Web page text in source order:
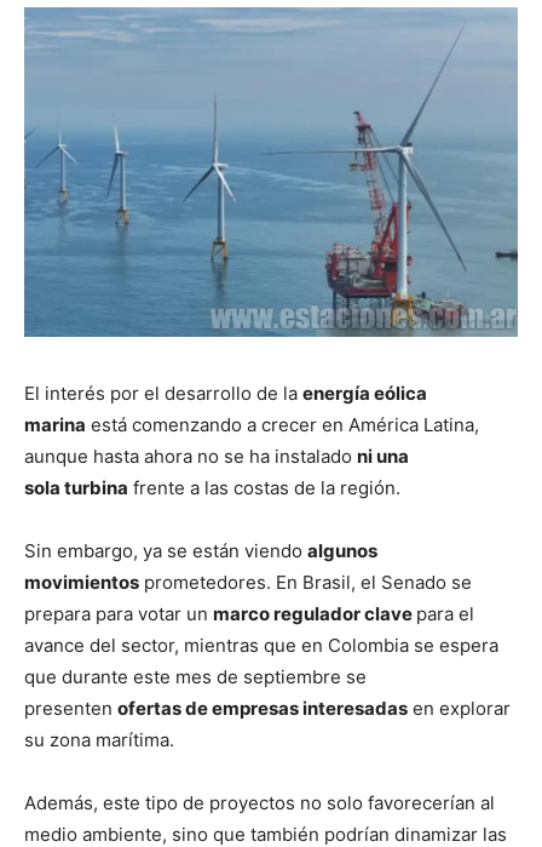
El interés por el desarrollo de la energía eólica
marina está comenzando a crecer en América Latina,
aunque hasta ahora no se ha instalado ni una
sola turbina frente a las costas de la región.
Sin embargo, ya se están viendo algunos
movimientos prometedores. En Brasil, el Senado se
prepara para votar un marco regulador clave para el
avance del sector, mientras que en Colombia se espera
que durante este mes de septiembre se
presenten ofertas de empresas interesadas en explorar
su zona marítima.
Además, este tipo de proyectos no solo favorecerían al
medio ambiente, sino que también podrían dinamizar las